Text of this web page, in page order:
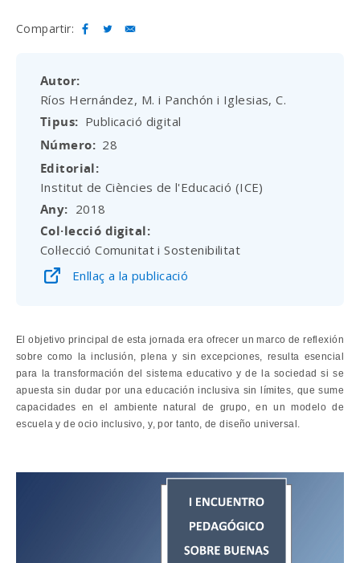
Compartir:
Autor
Ríos Hernández, M. i Panchón i Iglesias, C.
Tipus Publicació digital
Número 28
Editorial
Institut de Ciències de l'Educació (ICE)
Any 2018
Col·lecció digital
Col·lecció Comunitat i Sostenibilitat
Enllaç a la publicació
El objetivo principal de esta jornada era ofrecer un marco de reflexión
sobre como la inclusión, plena y sin excepciones, resulta esencial
para la transformación del sistema educativo y de la sociedad si se
apuesta sin dudar por una educación inclusiva sin límites, que sume
capacidades en el ambiente natural de grupo, en un modelo de
escuela y de ocio inclusivo, y, por tanto, de diseño universal.